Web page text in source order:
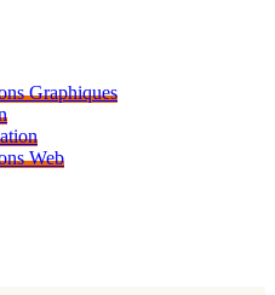
Graphiques
Web